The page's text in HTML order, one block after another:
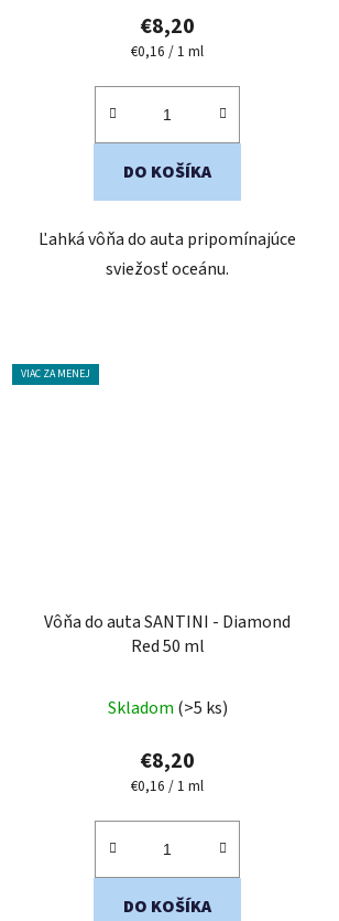
produktu
je
z
hviezdičiek.
€8,20
Jednotková
€0,16 / 1 ml
DO KOŠÍKA
Ľahká vôňa do auta pripomínajúce
sviežosť oceánu.
VIAC ZA MENEJ
Vôňa do auta SANTINI - Diamond
Red 50 ml
hodnotenie
produktu
je
z
hviezdičiek.
Skladom (>5 ks)
€8,20
Jednotková
€0,16 / 1 ml
DO KOŠÍKA